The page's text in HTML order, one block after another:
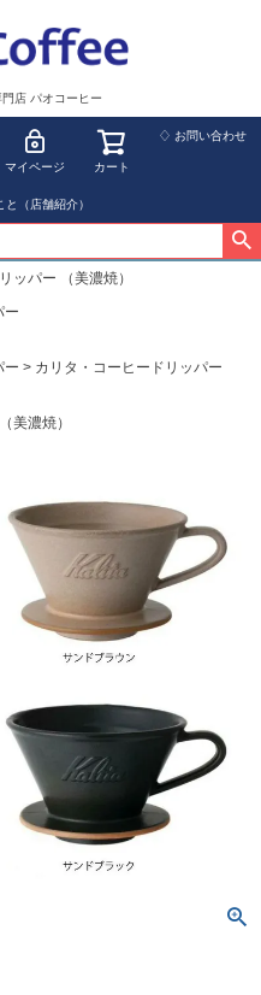
店 パオコーヒー
マイページ カート
♢ お問い合わせ
（店舗紹介）
ッパー （美濃焼）
ー
ー
カリタ・コーヒードリッパー
美濃焼）